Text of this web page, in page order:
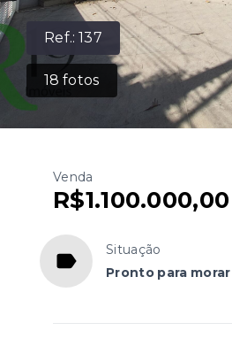
Ref.:137
18 fotos
Venda
R$1.100.000,00
Situação
Pronto para morar